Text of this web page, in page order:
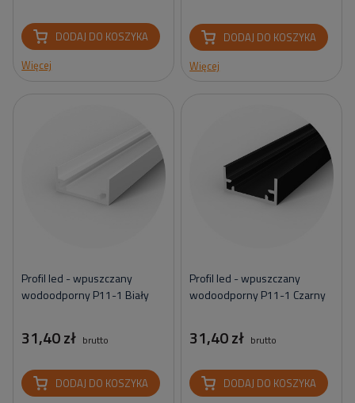
DODAJ DO KOSZYKA
Więcej
DODAJ DO KOSZYKA
Więcej
Profil led - wpuszczany
wodoodporny P11-1 Biały
31,40 zł brutto
DODAJ DO KOSZYKA
Profil led - wpuszczany
wodoodporny P11-1 Czarny
31,40 zł brutto
DODAJ DO KOSZYKA